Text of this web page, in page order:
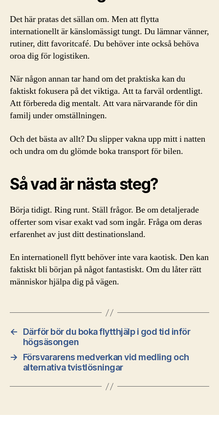
Det här pratas det sällan om. Men att flytta
internationellt är känslomässigt tungt. Du lämnar vänner,
rutiner, ditt favoritcafé. Du behöver inte också behöva
oroa dig för logistiken.
När någon annan tar hand om det praktiska kan du
faktiskt fokusera på det viktiga. Att ta farväl ordentligt.
Att förbereda dig mentalt. Att vara närvarande för din
familj under omställningen.
Och det bästa av allt? Du slipper vakna upp mitt i natten
och undra om du glömde boka transport för bilen.
Så vad är nästa steg?
Börja tidigt. Ring runt. Ställ frågor. Be om detaljerade
offerter som visar exakt vad som ingår. Fråga om deras
erfarenhet av just ditt destinationsland.
En internationell flytt behöver inte vara kaotisk. Den kan
faktiskt bli början på något fantastiskt. Om du låter rätt
människor hjälpa dig på vägen.
←
Därför bör du boka flytthjälp i god tid inför
högsäsongen
→
Försvararens medverkan vid medling och
alternativa tvistlösningar